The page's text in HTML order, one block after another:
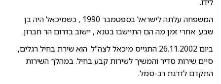
המשפחה עלתה לישראל בספטמבר 1990 , כשמיכאל היה בן
שבע. אחרי זמן מה הם התיישבו בטנא , יישוב בדרום הר חברון.
ביום 26.11.2002 התגייס מיכאל לצה"ל. הוא שירת בחיל רגלים,
סיים שירות סדיר והמשיך לשירות קבע בחיל. במהלך השירות
התקדם לדרגת רב-סמל.